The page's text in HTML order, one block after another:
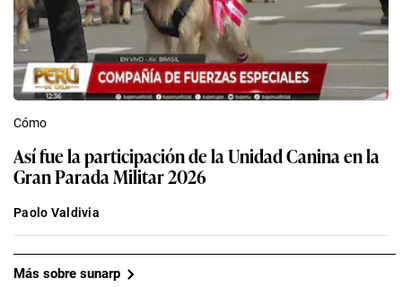
Cómo
Así fue la participación de la Unidad Canina en la
Gran Parada Militar 2026
Paolo Valdivia
Más sobre sunarp